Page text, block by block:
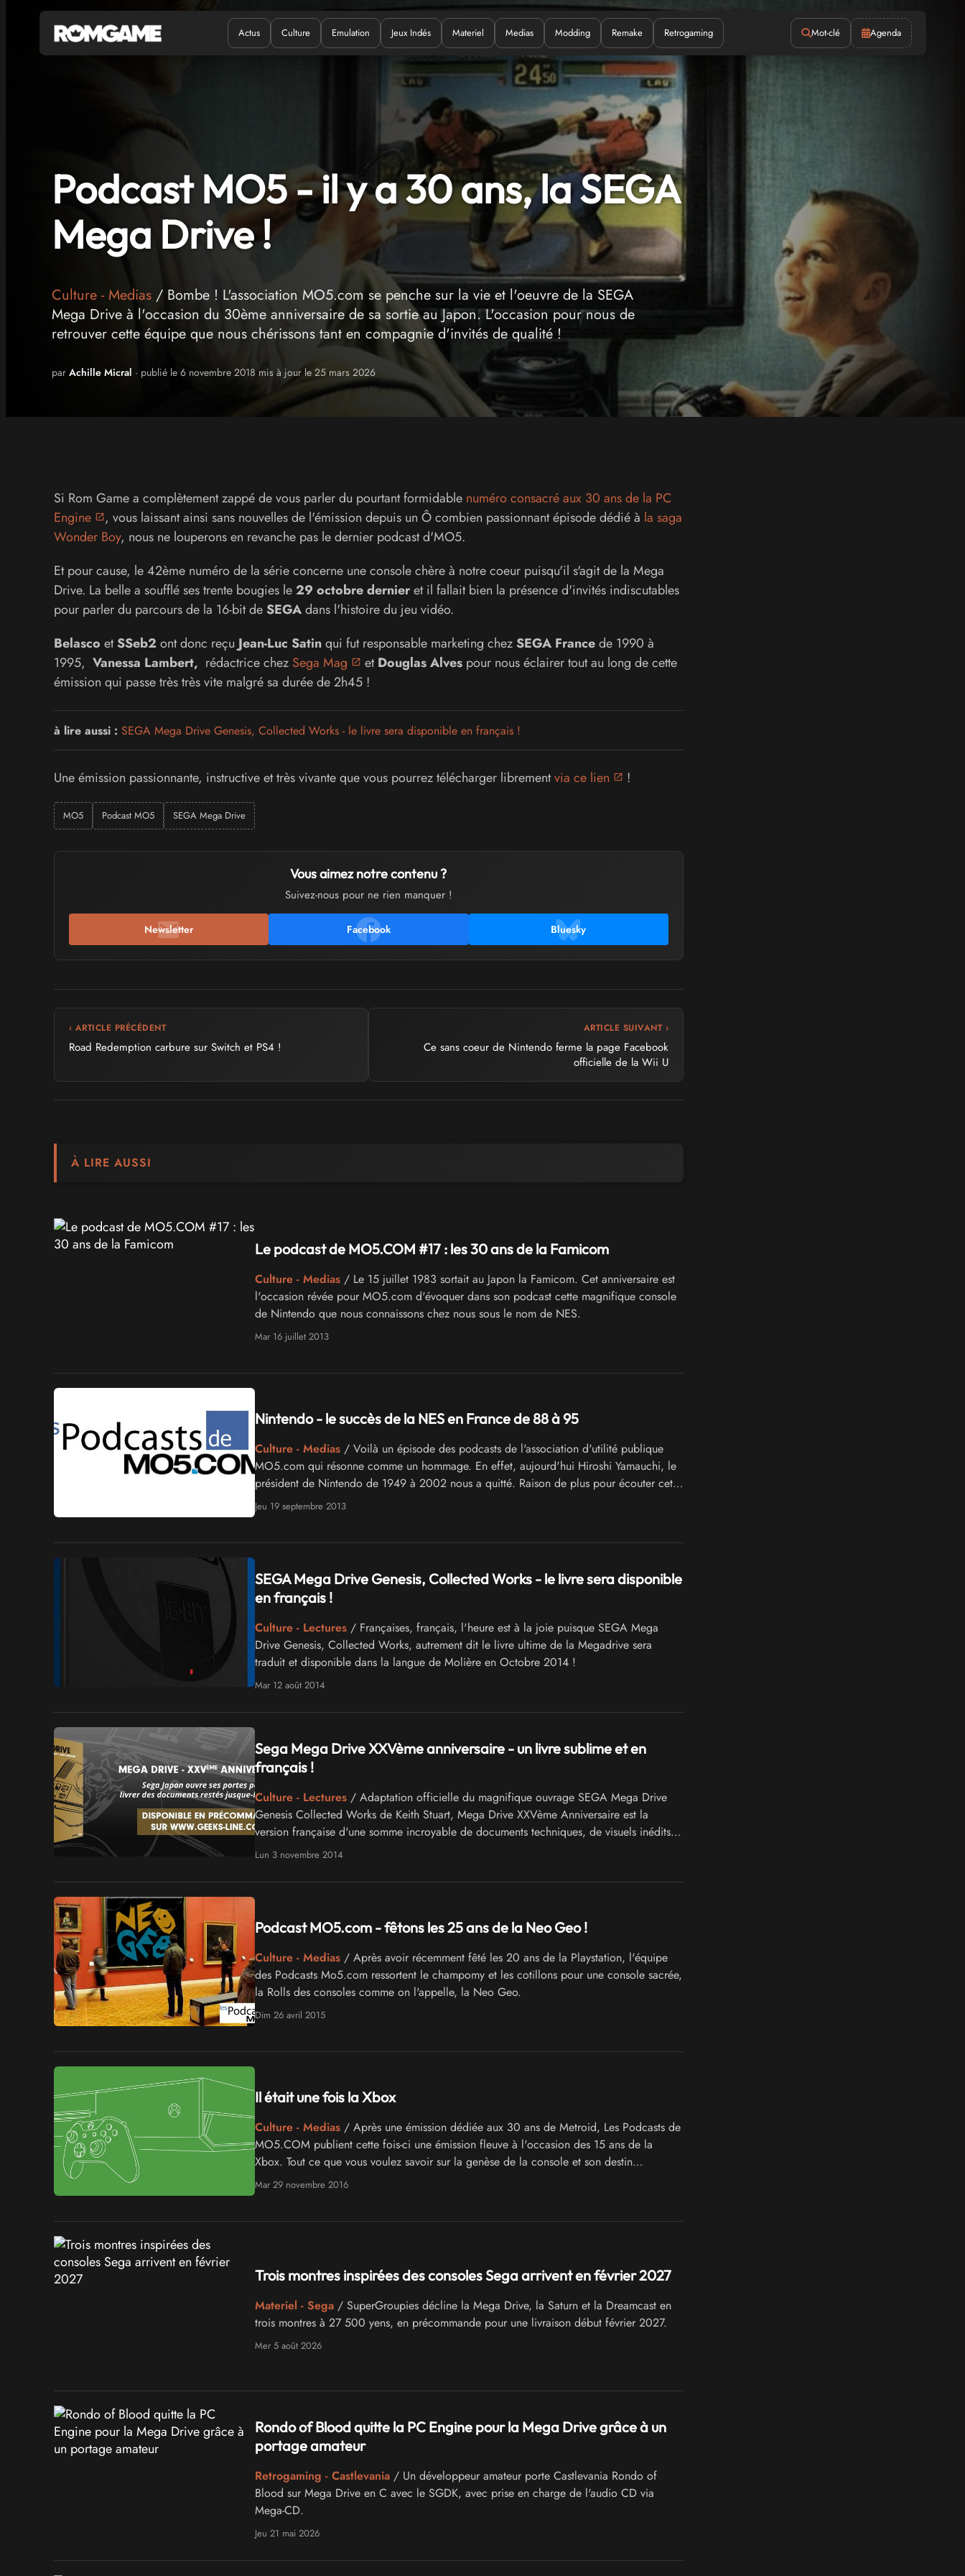
Quand ? Où ? Quoi ?
Actus Culture Emulation Jeux Indés Materiel Medias Modding Remake Retrogaming Mot-clé Agenda
Podcast MO5 - il y a 30 ans, la SEGA
Mega Drive !
Culture - Medias / Bombe ! L'association MO5.com se penche sur la vie et l'oeuvre de la SEGA
Mega Drive à l'occasion du 30ème anniversaire de sa sortie au Japon. L'occasion pour nous de
retrouver cette équipe que nous chérissons tant en compagnie d'invités de qualité !
par Achille Micral · publié le 6 novembre 2018 mis à jour le 25 mars 2026
Si Rom Game a complètement zappé de vous parler du pourtant formidable numéro consacré aux 30 ans de la PC
Engine
, vous laissant ainsi sans nouvelles de l'émission depuis un Ô combien passionnant épisode dédié à la saga
Wonder Boy, nous ne louperons en revanche pas le dernier podcast d'MO5.
Et pour cause, le 42ème numéro de la série concerne une console chère à notre coeur puisqu'il s'agit de la Mega
Drive. La belle a soufflé ses trente bougies le29 octobre dernieret il fallait bien la présence d'invités indiscutables
pour parler du parcours de la 16-bit deSEGAdans l'histoire du jeu vidéo.
Belasco etSSeb2 ont donc reçu Jean-Luc Satinqui fut responsable marketing chezSEGA Francede 1990 à
1995, Vanessa Lambert, rédactrice chez Sega Mag etDouglas Alvespour nous éclairer tout au long de cette
émission qui passe très très vite malgré sa durée de 2h45 !
à lire aussi : SEGA Mega Drive Genesis, Collected Works - le livre sera disponible en français !
Une émission passionnante, instructive et très vivante que vous pourrez télécharger librementvia ce lien !
MO5 Podcast MO5 SEGA Mega Drive
Vous aimez notre contenu ?
Suivez-nous pour ne rien manquer !
Newsletter Facebook Bluesky
‹ ARTICLE PRÉCÉDENT
Road Redemption carbure sur Switch et PS4 !
ARTICLE SUIVANT ›
Ce sans coeur de Nintendo ferme la page Facebook
officielle de la Wii U
À LIRE AUSSI
Le podcast de MO5.COM #17 : les 30 ans de la Famicom
Culture - Medias/ Le 15 juillet 1983 sortait au Japon la Famicom. Cet anniversaire est
l'occasion révée pour MO5.com d'évoquer dans son podcast cette magnifique console
de Nintendo que nous connaissons chez nous sous le nom de NES.
Mar 16 juillet 2013
Nintendo - le succès de la NES en France de 88 à 95
Culture - Medias/ Voilà un épisode des podcasts de l'association d'utilité publique
MO5.com qui résonne comme un hommage. En effet, aujourd'hui Hiroshi Yamauchi, le
président de Nintendo de 1949 à 2002 nous a quitté. Raison de plus pour écouter cette
émission passionnante dédiée à la firme nippone.
Jeu 19 septembre 2013
SEGA Mega Drive Genesis, Collected Works - le livre sera disponible
en français !
Culture - Lectures/ Françaises, français, l'heure est à la joie puisque SEGA Mega
Drive Genesis, Collected Works, autrement dit le livre ultime de la Megadrive sera
traduit et disponible dans la langue de Molière en Octobre 2014 !
Mar 12 août 2014
Sega Mega Drive XXVème anniversaire - un livre sublime et en
français !
Culture - Lectures/ Adaptation officielle du magnifique ouvrage SEGA Mega Drive
Genesis Collected Works de Keith Stuart, Mega Drive XXVème Anniversaire est la
version française d'une somme incroyable de documents techniques, de visuels inédits et
d'un historique de la console ponctué d'une trentaine d'interviews uniques.
Lun 3 novembre 2014
Podcast MO5.com - fêtons les 25 ans de la Neo Geo !
Culture - Medias/ Après avoir récemment fêté les 20 ans de la Playstation, l'équipe
des Podcasts Mo5.com ressortent le champomy et les cotillons pour une console sacrée,
la Rolls des consoles comme on l'appelle, la Neo Geo.
Dim 26 avril 2015
Il était une fois la Xbox
Culture - Medias/ Après une émission dédiée aux 30 ans de Metroid, Les Podcasts de
MO5.COM publient cette fois-ci une émission fleuve à l'occasion des 15 ans de la
Xbox. Tout ce que vous voulez savoir sur la genèse de la console et son destin
hexagonal se trouve ici !
Mar 29 novembre 2016
Trois montres inspirées des consoles Sega arrivent en février 2027
Materiel - Sega/ SuperGroupies décline la Mega Drive, la Saturn et la Dreamcast en
trois montres à 27 500 yens, en précommande pour une livraison début février 2027.
Mer 5 août 2026
Rondo of Blood quitte la PC Engine pour la Mega Drive grâce à un
portage amateur
Retrogaming - Castlevania/ Un développeur amateur porte Castlevania Rondo of
Blood sur Mega Drive en C avec le SGDK, avec prise en charge de l'audio CD via
Mega-CD.
Jeu 21 mai 2026